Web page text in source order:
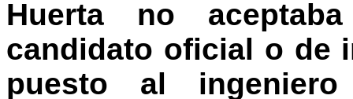
Huerta no
candidato oficial o de
puesto al